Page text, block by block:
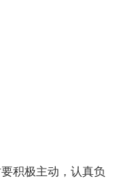
积极主动，认真负